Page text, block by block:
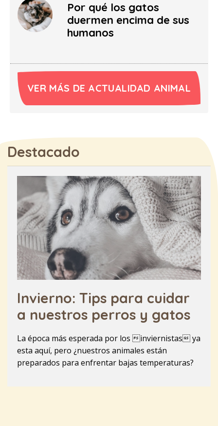
Por qué los gatos
duermen encima de sus
humanos
VER MÁS DE ACTUALIDAD ANIMAL
Destacado
Invierno: Tips para cuidar
a nuestros perros y gatos
La época más esperada por los inviernistas ya
esta aquí, pero ¿nuestros animales están
preparados para enfrentar bajas temperaturas?